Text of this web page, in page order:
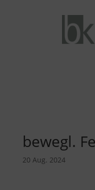
bewegl.
20 Aug. 2024